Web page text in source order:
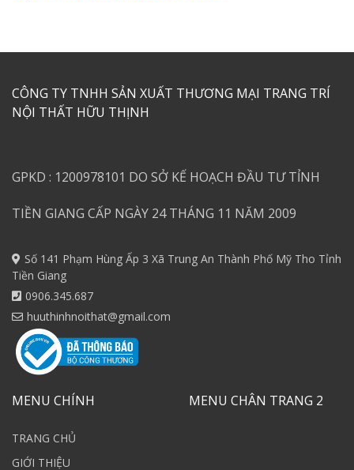
CÔNG TY TNHH SẢN XUẤT THƯƠNG MẠI TRANG TRÍ
NỘI THẤT HỮU THỊNH
GPKD : 1200978101 DO SỞ KẾ HOẠCH ĐẦU TƯ TỈNH
TIỀN GIANG CẤP NGÀY 24 THÁNG 11 NĂM 2009
Số 141 Phạm Hùng Ấp 3 Xã Trung An Thành Phố Mỹ Tho Tỉnh
Tiền Giang
0906.345.687
huuthinhnoithat@gmail.com
MENU CHÍNH
TRANG CHỦ
GIỚI THIỆU
MENU CHÂN TRANG 2